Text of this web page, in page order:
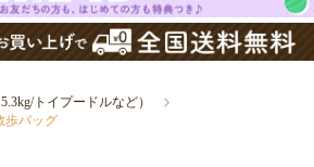
トイプードルなど）
歩バッグ